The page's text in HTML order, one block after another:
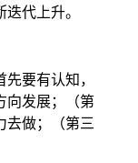
代上升。
要有认知，
向发展；（第
去做；（第三